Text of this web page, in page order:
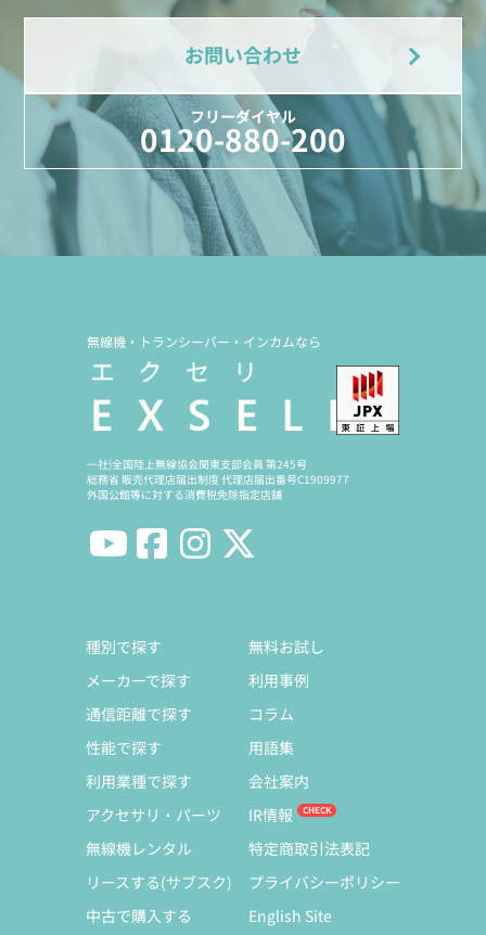
お問い合わせ
フリーダイヤル
0120-880-200
無線機・トランシーバー・インカムなら
一社)全国陸上無線協会関東支部会員 第245号
総務省 販売代理店届出制度 代理店届出番号C1909977
外国公館等に対する消費税免除指定店舗
種別で探す
メーカーで探す
通信距離で探す
性能で探す
利用業種で探す
アクセサリ・パーツ
無線機レンタル
リースする(サブスク)
中古で購入する
無料お試し
利用事例
コラム
用語集
会社案内
IR情報
特定商取引法表記
プライバシーポリシー
English Site